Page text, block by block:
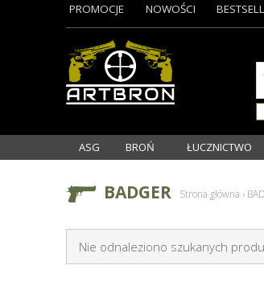
PROMOCJE NOWOŚCI
ASG BROŃ ŁUCZNICTWO
BADGER Strona główna ›
Nie odnaleziono szukanych